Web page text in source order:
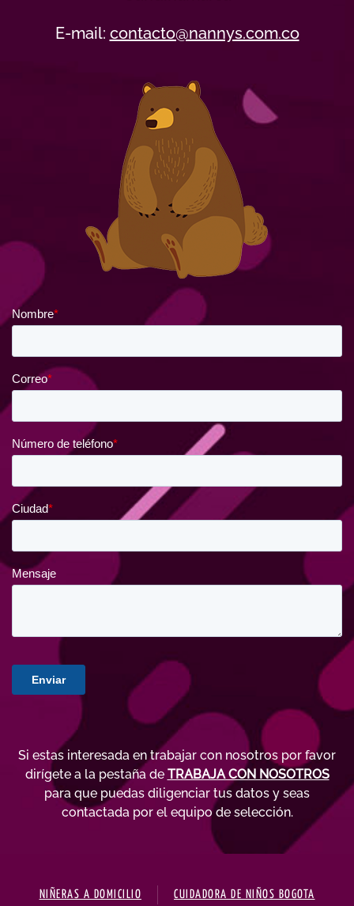
E-mail: contacto@nannys.com.co
Si estas interesada en trabajar con nosotros por favor
dirígete a la pestaña de TRABAJA CON NOSOTROS
para que puedas diligenciar tus datos y seas
contactada por el equipo de selección.
NIÑERAS A DOMICILIO CUIDADORA DE NIÑOS BOGOTA